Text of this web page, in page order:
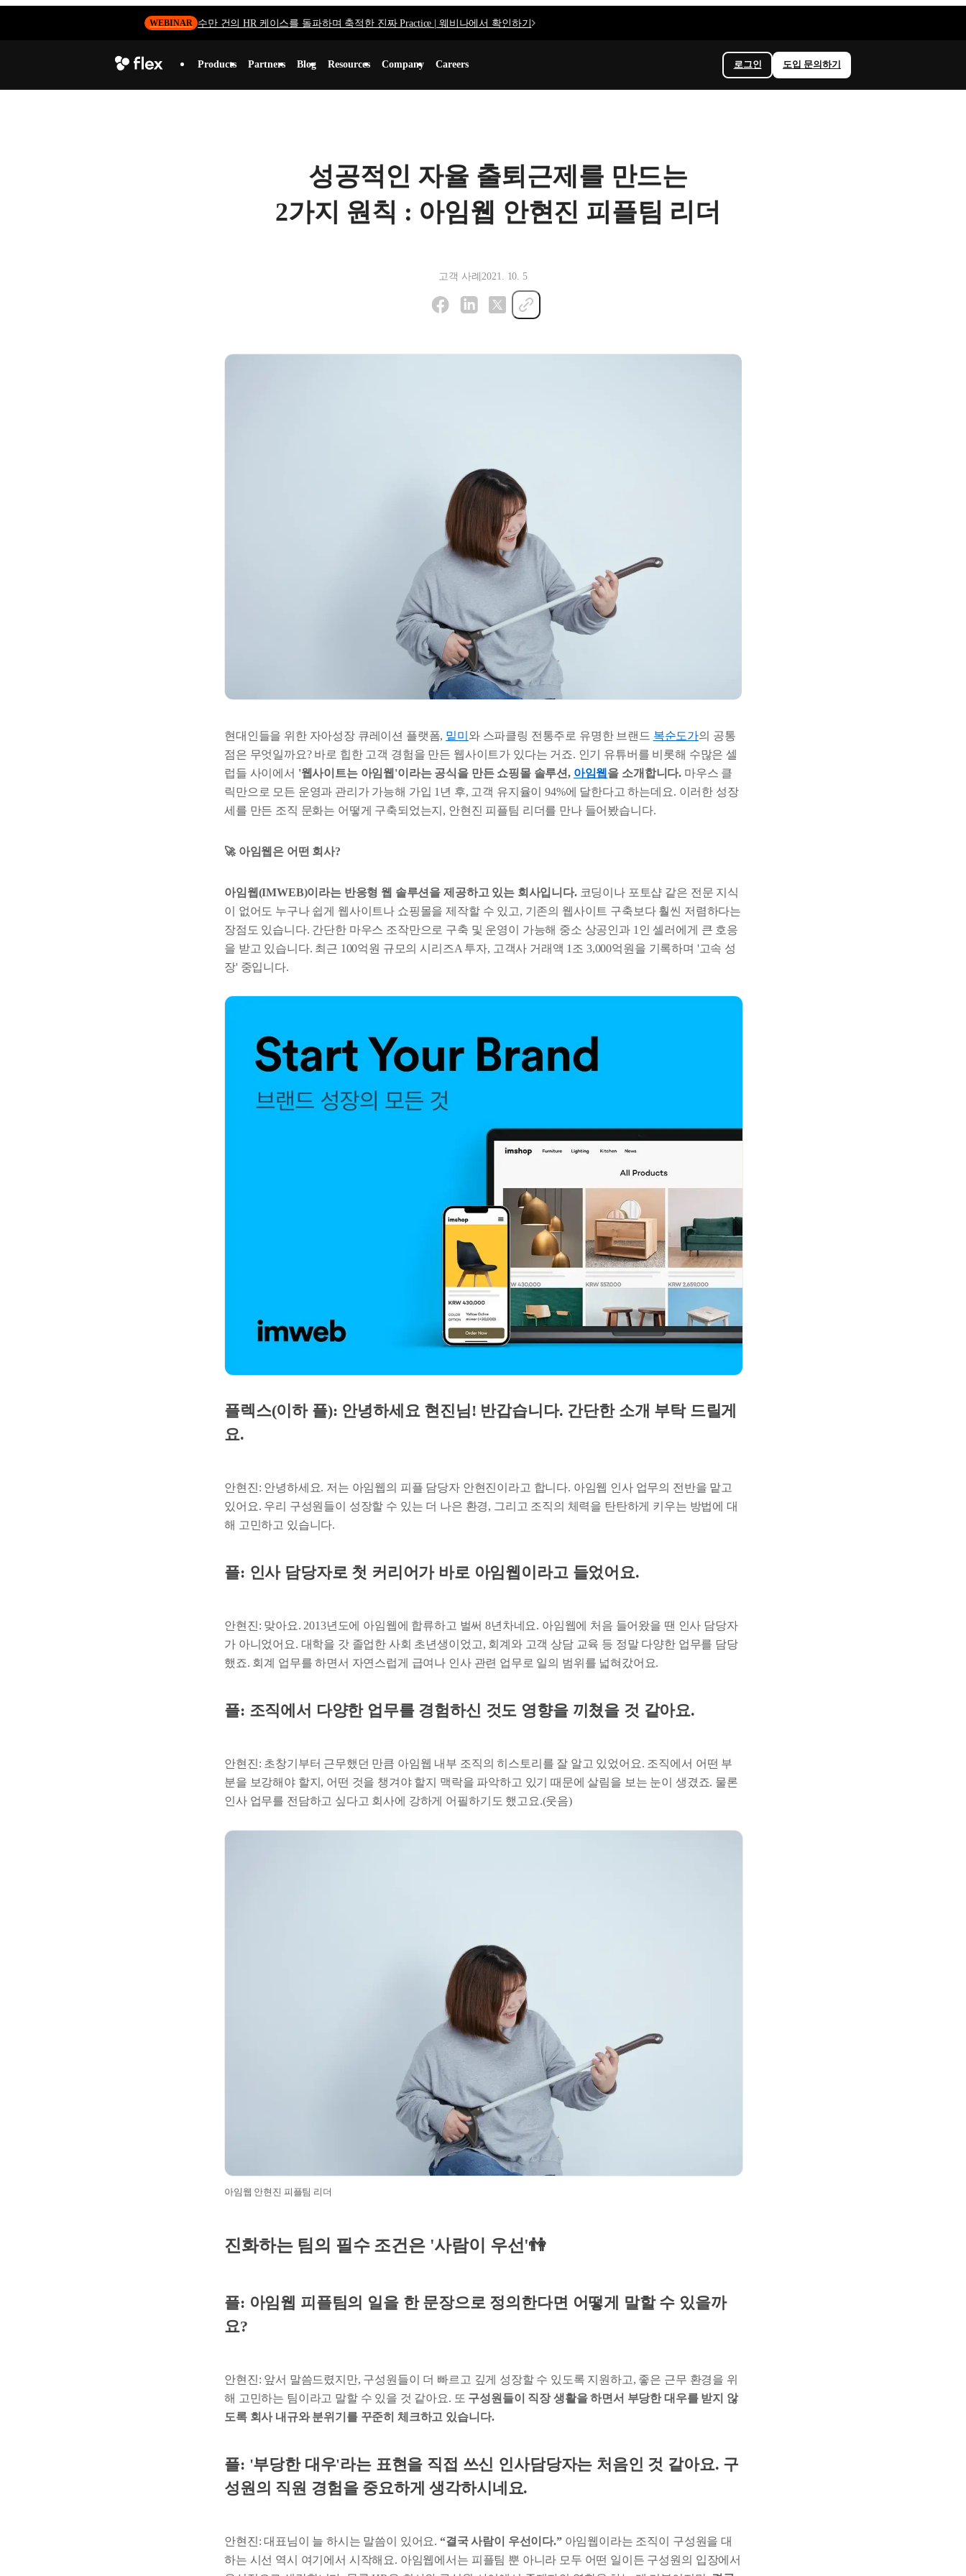
WEBINAR 수만 건의 HR 케이스를 돌파하며 축적한 진짜 Practice | 웨비나에서 확인하기
Products Partners Blog Resources Company Careers 로그인 도입 문의하기
성공적인 자율 출퇴근제를 만드는
2가지 원칙 : 아임웹 안현진 피플팀 리더
고객 사례 2021. 10. 5
현대인들을 위한 자아성장 큐레이션 플랫폼, 밑미 와 스파클링 전통주로 유명한 브랜드 복순도가의 공통
점은 무엇일까요? 바로 힙한 고객 경험을 만든 웹사이트가 있다는 거죠. 인기 유튜버를 비롯해 수많은 셀
럽들 사이에서 '웹사이트는 아임웹'이라는 공식을 만든 쇼핑몰 솔루션, 아임웹을 소개합니다. 마우스 클
릭만으로 모든 운영과 관리가 가능해 가입 1년 후, 고객 유지율이 94%에 달한다고 하는데요. 이러한 성장
세를 만든 조직 문화는 어떻게 구축되었는지, 안현진 피플팀 리더를 만나 들어봤습니다.
🚀 아임웹은 어떤 회사?
아임웹(IMWEB)이라는 반응형 웹 솔루션을 제공하고 있는 회사입니다.코딩이나 포토샵 같은 전문 지식
이 없어도 누구나 쉽게 웹사이트나 쇼핑몰을 제작할 수 있고, 기존의 웹사이트 구축보다 훨씬 저렴하다는
장점도 있습니다. 간단한 마우스 조작만으로 구축 및 운영이 가능해 중소 상공인과 1인 셀러에게 큰 호응
을 받고 있습니다. 최근 100억원 규모의 시리즈A 투자, 고객사 거래액 1조 3,000억원을 기록하며 '고속 성
장' 중입니다.
플렉스(이하 플): 안녕하세요 현진님! 반갑습니다. 간단한 소개 부탁 드릴게
요.
안현진: 안녕하세요. 저는 아임웹의 피플 담당자 안현진이라고 합니다. 아임웹 인사 업무의 전반을 맡고
있어요. 우리 구성원들이 성장할 수 있는 더 나은 환경, 그리고 조직의 체력을 탄탄하게 키우는 방법에 대
해 고민하고 있습니다.
플: 인사 담당자로 첫 커리어가 바로 아임웹이라고 들었어요.
안현진: 맞아요. 2013년도에 아임웹에 합류하고 벌써 8년차네요. 아임웹에 처음 들어왔을 땐 인사 담당자
가 아니었어요. 대학을 갓 졸업한 사회 초년생이었고, 회계와 고객 상담 교육 등 정말 다양한 업무를 담당
했죠. 회계 업무를 하면서 자연스럽게 급여나 인사 관련 업무로 일의 범위를 넓혀갔어요.
플: 조직에서 다양한 업무를 경험하신 것도 영향을 끼쳤을 것 같아요.
안현진: 초창기부터 근무했던 만큼 아임웹 내부 조직의 히스토리를 잘 알고 있었어요. 조직에서 어떤 부
분을 보강해야 할지, 어떤 것을 챙겨야 할지 맥락을 파악하고 있기 때문에 살림을 보는 눈이 생겼죠. 물론
인사 업무를 전담하고 싶다고 회사에 강하게 어필하기도 했고요.(웃음)
아임웹 안현진 피플팀 리더
진화하는 팀의 필수 조건은 '사람이 우선'👫
플: 아임웹 피플팀의 일을 한 문장으로 정의한다면 어떻게 말할 수 있을까
요?
안현진: 앞서 말씀드렸지만, 구성원들이 더 빠르고 깊게 성장할 수 있도록 지원하고, 좋은 근무 환경을 위
해 고민하는 팀이라고 말할 수 있을 것 같아요. 또 구성원들이 직장 생활을 하면서 부당한 대우를 받지 않
도록 회사 내규와 분위기를 꾸준히 체크하고 있습니다.
플: '부당한 대우'라는 표현을 직접 쓰신 인사담당자는 처음인 것 같아요. 구
성원의 직원 경험을 중요하게 생각하시네요.
안현진: 대표님이 늘 하시는 말씀이 있어요. “결국 사람이 우선이다.”아임웹이라는 조직이 구성원을 대
하는 시선 역시 여기에서 시작해요. 아임웹에서는 피플팀 뿐 아니라 모두 어떤 일이든 구성원의 입장에서